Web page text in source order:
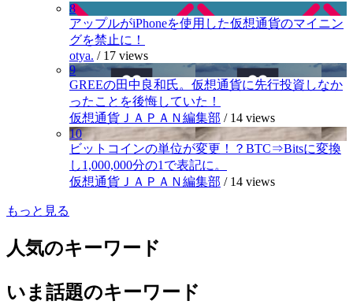
8
アップルがiPhoneを使用した仮想通貨のマイニン
グを禁止に！
otya. / 17 views
9
GREEの田中良和氏。仮想通貨に先行投資しなか
ったことを後悔していた！
仮想通貨ＪＡＰＡＮ編集部 / 14 views
10
ビットコインの単位が変更！？BTC⇒Bitsに変換
し1,000,000分の1で表記に。
仮想通貨ＪＡＰＡＮ編集部 / 14 views
もっと見る
人気のキーワード
いま話題のキーワード